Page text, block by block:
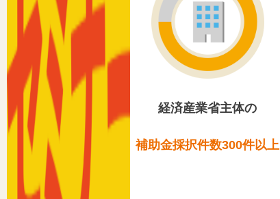
経済産業省主体の
補助金採択件数300件以上